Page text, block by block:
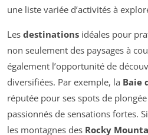
une liste variée d’activités à
Les destinations idéales pour
non seulement des paysages à
également l’opportunité de
diversifiées. Par exemple, la Baie
réputée pour ses spots de
passionnés de sensations fortes.
les montagnes des Rocky